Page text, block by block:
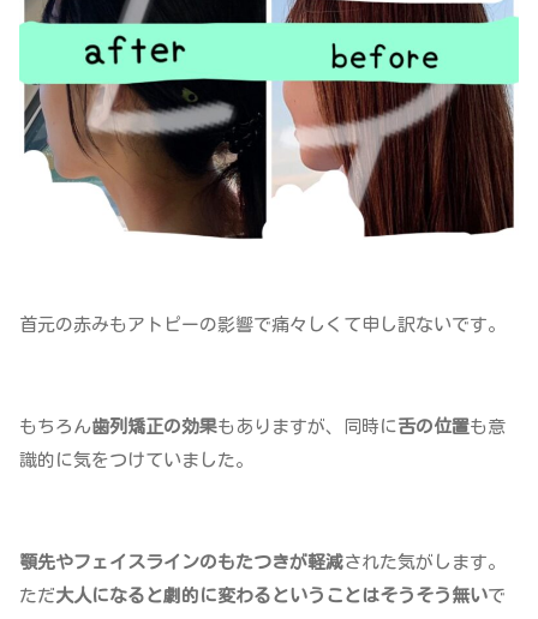
首元の赤みもアトピーの影響で痛々しくて申し訳ないです。
もちろん歯列矯正の効果もありますが、同時に舌の位置も意
識的に気をつけていました。
顎先やフェイスラインのもたつきが軽減された気がします。
ただ大人になると劇的に変わるということはそうそう無いで